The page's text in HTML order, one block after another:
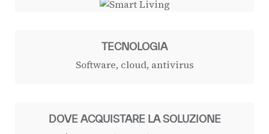
TECNOLOGIA
Software, cloud, antivirus
DOVE ACQUISTARE LA SOLUZIONE